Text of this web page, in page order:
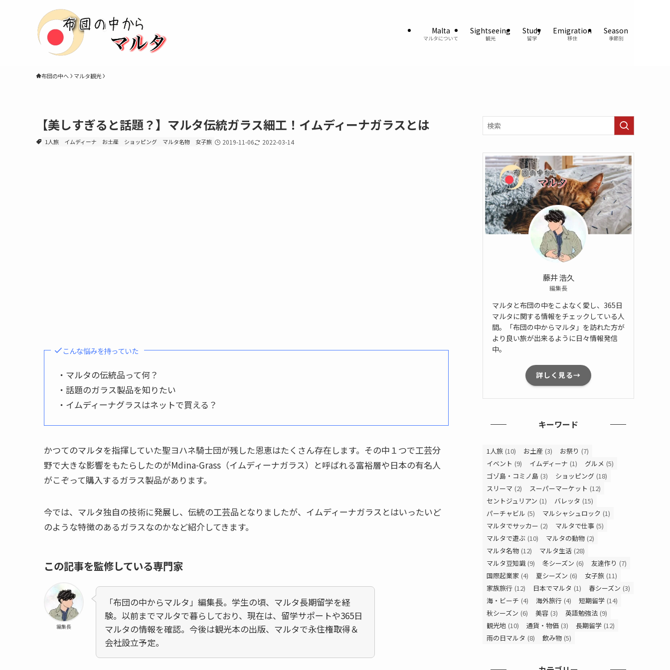
Malta
マルタについて
Sightseeing
観光
Study
留学
Emigration
移住
Season
季節別
布団の中へ マルタ観光
【美しすぎると話題？】マルタ伝統ガラス細工！イムディーナガラスとは
1人旅 イムディーナ お土産 ショッピング マルタ名物 女子旅 2019-11-06 2022-03-14
こんな悩みを持っていた
・マルタの伝統品って何？
・話題のガラス製品を知りたい
・イムディーナグラスはネットで買える？
かつてのマルタを指揮していた聖ヨハネ騎士団が残した恩恵はたくさん存在します。その中１つで工芸分
野で大きな影響をもたらしたのがMdina-Grass（イムディーナガラス）と呼ばれる富裕層や日本の有名人
がこぞって購入するガラス製品があります。
今では、マルタ独自の技術に発展し、伝統の工芸品となりましたが、イムディーナガラスとはいったいど
のような特徴のあるガラスなのかなど紹介してきます。
この記事を監修している専門家
編集長
「布団の中からマルタ」編集長。学生の頃、マルタ長期留学を経
験。以前までマルタで暮らしており、現在は、留学サポートや365日
マルタの情報を確認。今後は観光本の出版、マルタで永住権取得＆
会社設立予定。
藤井 浩久
編集長
マルタと布団の中をこよなく愛し、365日
マルタに関する情報をチェックしている人
間。「布団の中からマルタ」を訪れた方が
より良い旅が出来るように日々情報発信
中。
詳しく見る→
キーワード
1人旅 (10) お土産 (3) お祭り (7)
イベント (9) イムディーナ (1) グルメ (5)
ゴゾ島・コミノ島 (3) ショッピング (18)
スリーマ (2) スーパーマーケット (12)
セントジュリアン (1) バレッタ (15)
パーチャビル (5) マルシャシュロック (1)
マルタでサッカー (2) マルタで仕事 (5)
マルタで遊ぶ (10) マルタの動物 (2)
マルタ名物 (12) マルタ生活 (28)
マルタ豆知識 (9) 冬シーズン (6) 友達作り (7)
国際起業家 (4) 夏シーズン (6) 女子旅 (11)
家族旅行 (12) 日本でマルタ (1) 春シーズン (3)
海・ビーチ (4) 海外旅行 (4) 短期留学 (14)
秋シーズン (6) 美容 (3) 英語勉強法 (9)
観光地 (10) 通貨・物価 (3) 長期留学 (12)
雨の日マルタ (8) 飲み物 (5)